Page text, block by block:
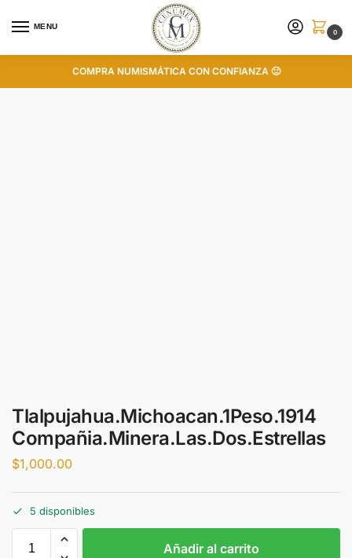
MENU
0
COMPRA NUMISMÁTICA CON CONFIANZA 🙂
Tlalpujahua.Michoacan.1Peso.1914
Compañia.Minera.Las.Dos.Estrellas
$1,000.00
5 disponibles
Añadir al carrito